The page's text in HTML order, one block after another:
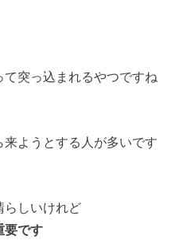
突っ込まれるやつですね
ようとする人が多いです
らしいけれど
要です